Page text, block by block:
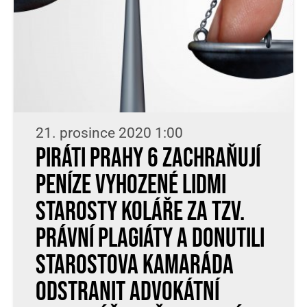
21. prosince 2020 1:00
Piráti Prahy 6 zachraňují
peníze vyhozené lidmi
starosty Koláře za tzv.
právní plagiáty a donutili
starostova kamaráda
odstranit advokátní